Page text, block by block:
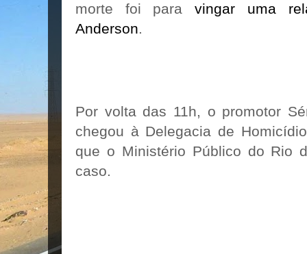
morte foi paravingar uma
Anderson.
Por volta das 11h, o promotor
chegou à Delegacia de
que o Ministério Público do Rio
caso.